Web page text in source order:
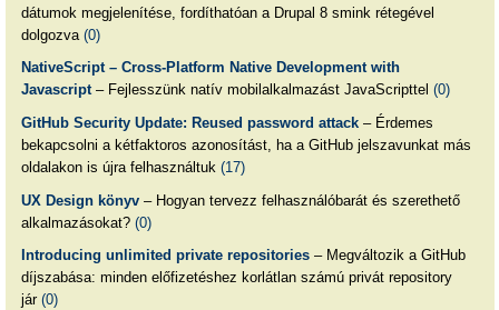
dátumok megjelenítése, fordíthatóan a Drupal 8 smink rétegével
dolgozva (0)
NativeScript – Cross-Platform Native Development with
Javascript– Fejlesszünk natív mobilalkalmazást JavaScripttel (0)
GitHub Security Update: Reused password attack– Érdemes
bekapcsolni a kétfaktoros azonosítást, ha a GitHub jelszavunkat más
oldalakon is újra felhasználtuk (17)
UX Design könyv– Hogyan tervezz felhasználóbarát és szerethető
alkalmazásokat? (0)
Introducing unlimited private repositories– Megváltozik a GitHub
díjszabása: minden előfizetéshez korlátlan számú privát repository
jár (0)